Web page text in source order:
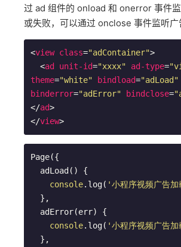
过 ad 组件的 onload 和 onerror 事件
或失败，可以通过 onclose 事件监听广
<view class="adContainer">
<ad unit-id="xxxx" ad-type=
theme="white" bindload="adLoad"
binderror="adError" bindclose=
</ad>
</view>
Page({
console.log( '小程序视频广告
console.log( '小程序视频广告